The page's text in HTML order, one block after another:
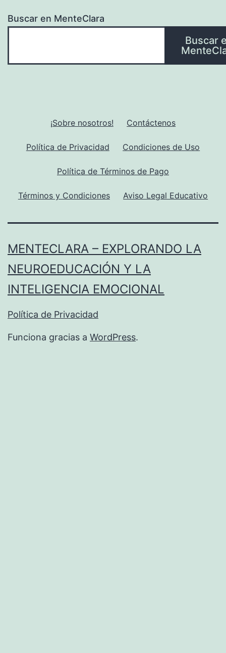
Buscar en MenteClara
Buscar
¡Sobre nosotros! Contáctenos
Política de Privacidad Condiciones de Uso
Política de Términos de Pago
Términos y Condiciones Aviso Legal Educativo
MENTECLARA – EXPLORANDO LA
NEUROEDUCACIÓN Y LA
INTELIGENCIA EMOCIONAL
Política de Privacidad
Funciona gracias a WordPress.